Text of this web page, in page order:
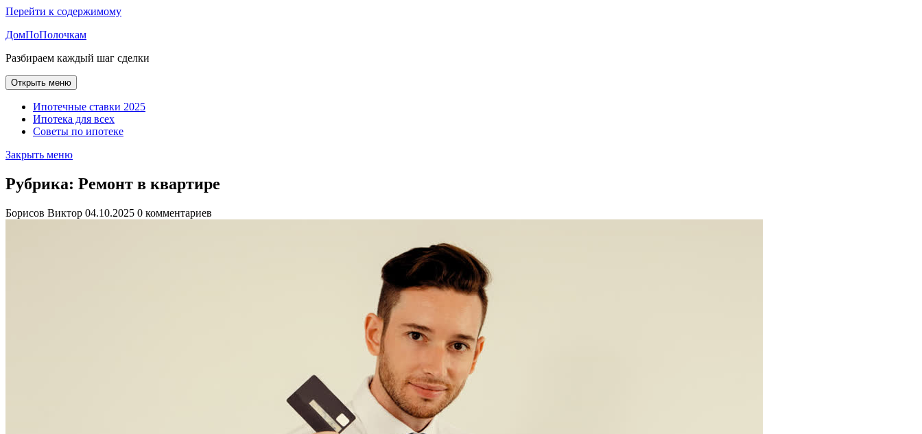
Перейти к содержимому
ДомПоПолочкам
Разбираем каждый шаг сделки
Открыть меню
Ипотечные ставки 2025
Ипотека для всех
Советы по ипотеке
Закрыть меню
Рубрика: Ремонт в квартире
Борисов Виктор 04.10.2025 0 комментариев